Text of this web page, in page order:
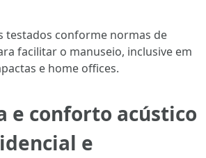
testados conforme normas de
facilitar o manuseio, inclusive em
e home offices.
e conforto acústico
e